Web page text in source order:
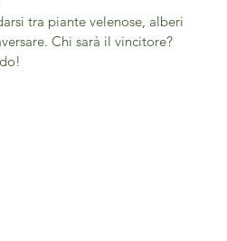
tra piante velenose, alberi
Chi sarà il vincitore?